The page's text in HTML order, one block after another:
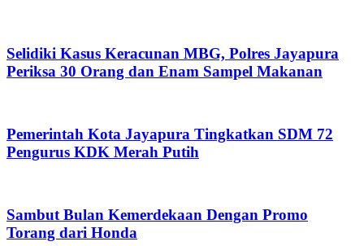
Selidiki Kasus Keracunan MBG, Polres Jayapura
Periksa 30 Orang dan Enam Sampel Makanan
Pemerintah Kota Jayapura Tingkatkan SDM 72
Pengurus KDK Merah Putih
Sambut Bulan Kemerdekaan Dengan Promo
Torang dari Honda